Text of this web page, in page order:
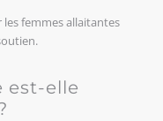
femmes allaitantes
est-elle